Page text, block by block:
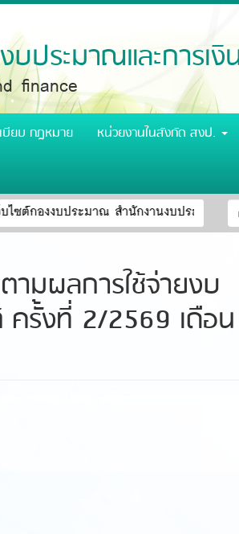
ประมาณและการเงิ
finance
บียบ กฎหมาย
หน่วยงานในสังกัด สงป.
ต์กองงบประมาณ สำนักงานงบประมาณและ
ามผลการใช้จ่ายงบ
ครั้งที่ 2/2569 เดือน